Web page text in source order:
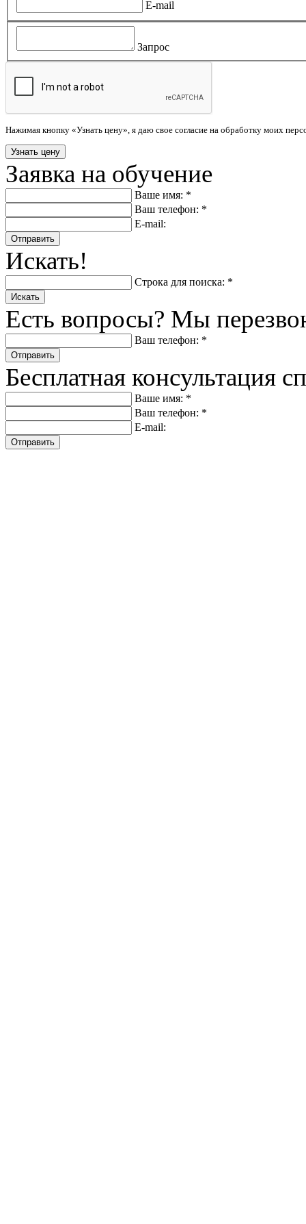
E-mail
Запрос
Нажимая кнопку «Узнать цену», я даю свое согласие на обработку моих
Заявка на обучение
Ваше имя: *
Ваш телефон: *
E-mail:
Отправить
Искать!
Строка для поиска: *
Искать
Есть вопросы? Мы
Ваш телефон: *
Отправить
Бесплатная консультация
Ваше имя: *
Ваш телефон: *
E-mail:
Отправить